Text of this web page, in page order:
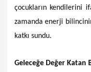
çocukların kendilerini
zamanda enerji
katkı sundu.
Geleceğe Değer Katan